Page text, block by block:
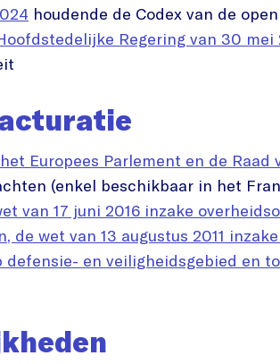
houdende de Codex van de
Regering van 30 mei
Europees Parlement en de Raad
(enkel beschikbaar in het
van 17 juni 2016 inzake
de wet van 13 augustus 2011
en veiligheidsgebied en